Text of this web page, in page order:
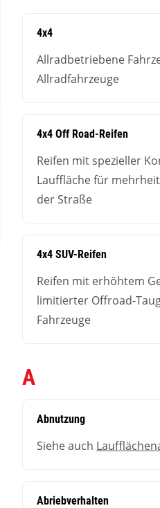
4x4
Allradbetriebene
Allradfahrzeuge
4x4 Off Road-Reifen
Reifen mit spezieller
Lauffläche für
der Straße
4x4 SUV-Reifen
Reifen mit erhöhtem
limitierter Offroad-
Fahrzeuge
A
Abnutzung
Siehe auch
Abriebverhalten